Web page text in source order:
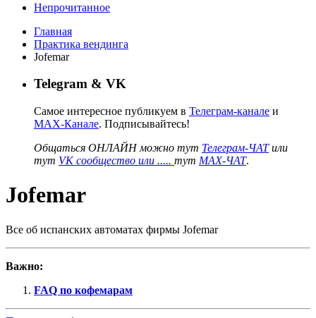
Непрочитанное
Главная
Практика вендинга
Jofemar
Telegram & VK
Самое интересное публикуем в Телеграм-канале и
MAX-Канале. Подписывайтесь!
Общаться ОНЛАЙН можно тут Телеграм-ЧАТили
тут VK сообщество или ..... тут MAX-ЧАТ.
Jofemar
Все об испанских автоматах фирмы Jofemar
Важно:
FAQ по кофемарам